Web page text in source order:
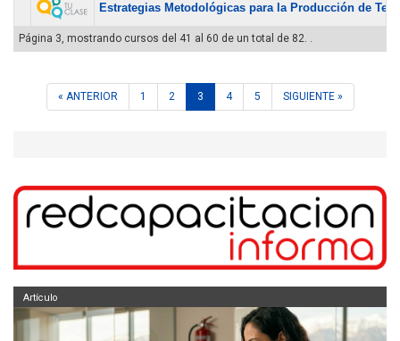
Estrategias Metodológicas para la Producción de
Página 3, mostrando cursos del 41 al 60 de un total de 82. .
« ANTERIOR 1 2 3 4 5 SIGUIENTE »
Artículo